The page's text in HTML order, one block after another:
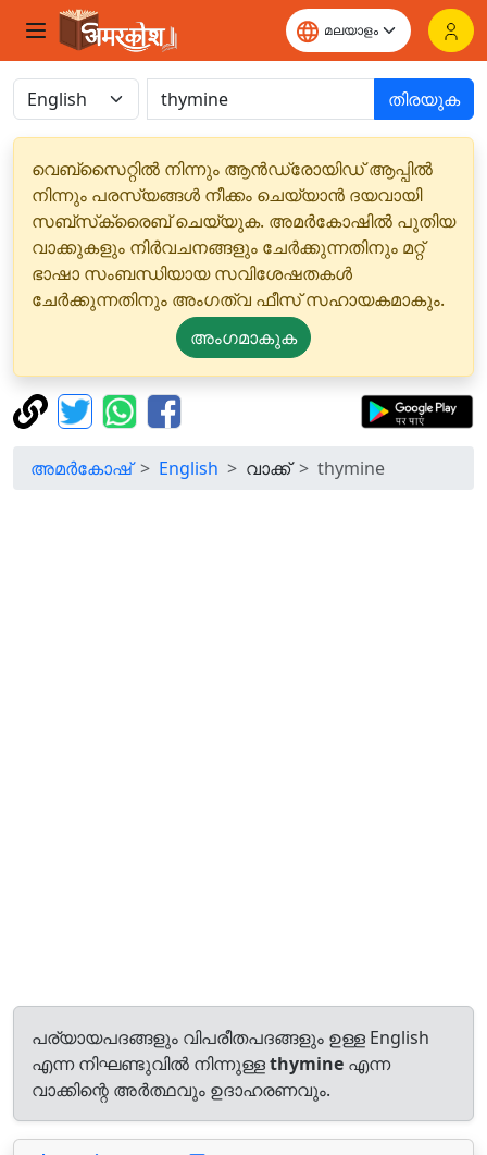
തിരയുക
വെബ്‌സൈറ്റിൽ നിന്നും ആൻഡ്രോയിഡ് ആപ്പിൽ
നിന്നും പരസ്യങ്ങൾ നീക്കം ചെയ്യാൻ ദയവായി
സബ്‌സ്‌ക്രൈബ് ചെയ്യുക. അമർകോഷിൽ പുതിയ
വാക്കുകളും നിർവചനങ്ങളും ചേർക്കുന്നതിനും മറ്റ്
ഭാഷാ സംബന്ധിയായ സവിശേഷതകൾ
ചേർക്കുന്നതിനും അംഗത്വ ഫീസ് സഹായകമാകും.
അംഗമാകുക
അമർകോഷ് English വാക്ക് thymine
പര്യായപദങ്ങളും വിപരീതപദങ്ങളും ഉള്ള English
എന്ന നിഘണ്ടുവിൽ നിന്നുള്ളthymine എന്ന
വാക്കിന്റെ അർത്ഥവും ഉദാഹരണവും.